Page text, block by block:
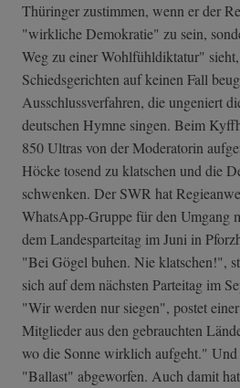
Thüringer zustimmen, wenn er der
"wirkliche Demokratie" zu sein,
Weg zu einer Wohlfühldiktatur"
Schiedsgerichten auf keinen Fall
Ausschlussverfahren, die ungeniert
deutschen Hymne singen. Beim
850 Ultras von der Moderatorin
Höcke tosend zu klatschen und die
schwenken. Der SWR hat
WhatsApp-Gruppe für den Umgang
dem Landesparteitag im Juni in
"Bei Gögel buhen. Nie klatschen!",
sich auf dem nächsten Parteitag im
"Wir werden nur siegen", postet
Mitglieder aus den gebrauchten
wo die Sonne wirklich aufgeht."
"Ballast" abgeworfen. Auch damit